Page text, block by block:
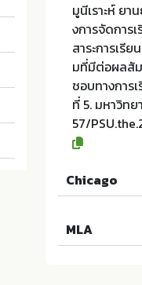
มูนีเราะห์ ยา
งการจัดกา
สาระการเรี
มที่มีต่อผลสัม
ชอบทางการ
ที่ 5. มหาวิท
57/
Chicago
การจัดการ
าระการเรีย
MLA